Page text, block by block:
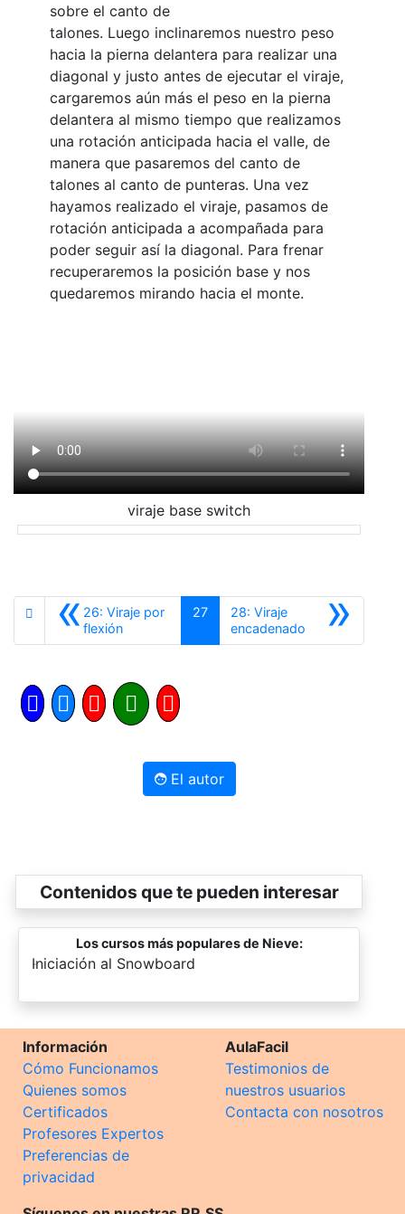
sobre el canto de
talones. Luego inclinaremos nuestro peso
hacia la pierna delantera para realizar una
diagonal y justo antes de ejecutar el viraje,
cargaremos aún más el peso en la pierna
delantera al mismo tiempo que realizamos
una rotación anticipada hacia el valle, de
manera que pasaremos del canto de
talones al canto de punteras. Una vez
hayamos realizado el viraje, pasamos de
rotación anticipada a acompañada para
poder seguir así la diagonal. Para frenar
recuperaremos la posición base y nos
quedaremos mirando hacia el monte.
viraje base switch
«26: Viraje por
flexiónAnterior
27 »
28: Viraje
encadenadoSiguiente
El autor
Contenidos que te pueden interesar
Los cursos más populares de Nieve:
-
Iniciación al Snowboard
Información
Cómo Funcionamos
Quienes somos
Certificados
Profesores Expertos
Preferencias de
privacidad
AulaFacil
Testimonios de
nuestros usuarios
Contacta con nosotros